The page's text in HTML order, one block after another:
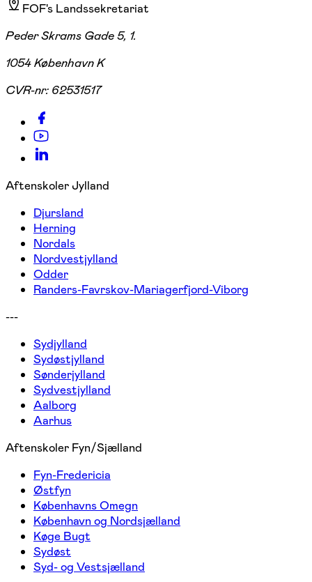
FOF's Landssekretariat
Peder Skrams Gade 5, 1.
1054 København K
CVR-nr: 62531517
Aftenskoler Jylland
Djursland
Herning
Nordals
Nordvestjylland
Odder
Randers-Favrskov-Mariagerfjord-Viborg
---
Sydjylland
Sydøstjylland
Sønderjylland
Sydvestjylland
Aalborg
Aarhus
Aftenskoler Fyn/Sjælland
Fyn-Fredericia
Østfyn
Københavns Omegn
København og Nordsjælland
Køge Bugt
Sydøst
Syd- og Vestsjælland